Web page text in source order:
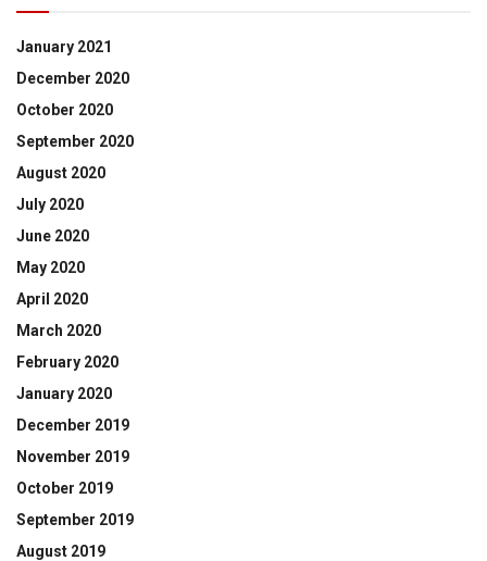
January 2021
December 2020
October 2020
September 2020
August 2020
July 2020
June 2020
May 2020
April 2020
March 2020
February 2020
January 2020
December 2019
November 2019
October 2019
September 2019
August 2019